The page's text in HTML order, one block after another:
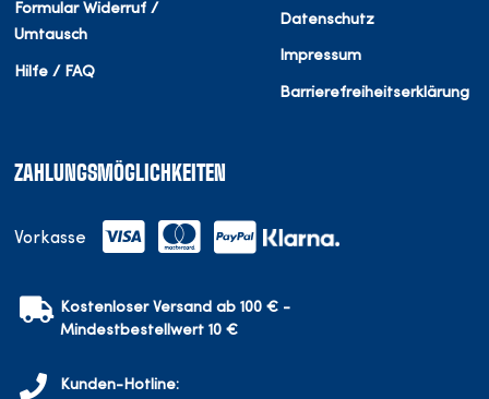
Formular Widerruf /
Umtausch
Hilfe / FAQ
Datenschutz
Impressum
Barrierefreiheitserklärung
ZAHLUNGSMÖGLICHKEITEN
Vorkasse
Kostenloser Versand ab 100 € -
Mindestbestellwert 10 €
Kunden-Hotline: